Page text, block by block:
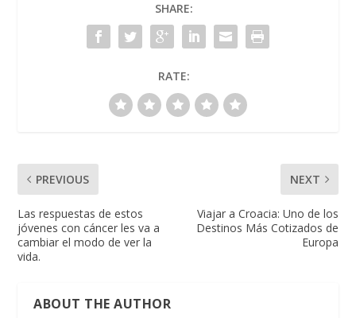
SHARE:
RATE:
PREVIOUS
Las respuestas de estos
jóvenes con cáncer les va a
cambiar el modo de ver la
vida.
NEXT
Viajar a Croacia: Uno de los
Destinos Más Cotizados de
Europa
ABOUT THE AUTHOR